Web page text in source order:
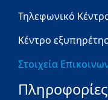
Τηλεφωνικό
Κέντρο
Στοιχεία
Πληροφορίες